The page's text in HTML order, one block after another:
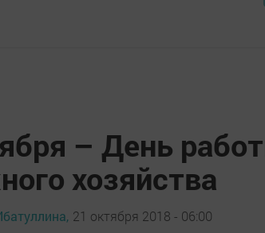
– День
хозяйства
21 октября 2018 - 06:00